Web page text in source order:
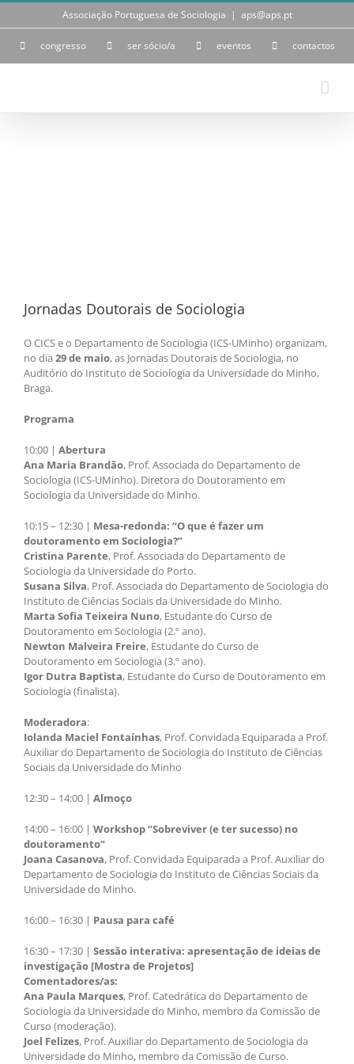
Skip
Associação Portuguesa de Sociologia | aps@aps.pt
congresso ser sócio/a eventos contactos
Jornadas Doutorais de Sociologia
O CICS e o Departamento de Sociologia (ICS-UMinho) organizam,
no dia 29 de maio, as Jornadas Doutorais de Sociologia, no
Auditório do Instituto de Sociologia da Universidade do Minho,
Braga.
Programa
10:00 | Abertura
Ana Maria Brandão, Prof. Associada do Departamento de
Sociologia (ICS-UMinho). Diretora do Doutoramento em
Sociologia da Universidade do Minho.
10:15 – 12:30 | Mesa-redonda: “O que é fazer um
doutoramento em Sociologia?”
Cristina Parente, Prof. Associada do Departamento de
Sociologia da Universidade do Porto.
Susana Silva, Prof. Associada do Departamento de Sociologia do
Instituto de Ciências Sociais da Universidade do Minho.
Marta Sofia Teixeira Nuno, Estudante do Curso de
Doutoramento em Sociologia (2.º ano).
Newton Malveira Freire, Estudante do Curso de
Doutoramento em Sociologia (3.º ano).
Igor Dutra Baptista, Estudante do Curso de Doutoramento em
Sociologia (finalista).
Moderadora:
Iolanda Maciel Fontaínhas, Prof. Convidada Equiparada a Prof.
Auxiliar do Departamento de Sociologia do Instituto de Ciências
Sociais da Universidade do Minho
12:30 – 14:00 | Almoço
14:00 – 16:00 | Workshop “Sobreviver (e ter sucesso) no
doutoramento”
Joana Casanova, Prof. Convidada Equiparada a Prof. Auxiliar do
Departamento de Sociologia do Instituto de Ciências Sociais da
Universidade do Minho.
16:00 – 16:30 | Pausa para café
16:30 – 17:30 | Sessão interativa: apresentação de ideias de
investigação [Mostra de Projetos]
Comentadores/as:
Ana Paula Marques, Prof. Catedrática do Departamento de
Sociologia da Universidade do Minho, membro da Comissão de
Curso (moderação).
Joel Felizes, Prof. Auxiliar do Departamento de Sociologia da
Universidade do Minho, membro da Comissão de Curso.